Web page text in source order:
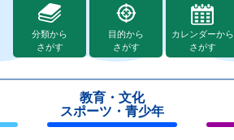
分類から
さがす
目的から
さがす
カレンダーから
さがす
教育・文化
スポーツ・青少年